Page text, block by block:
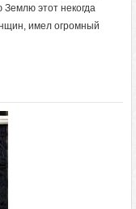
этот некогда
имел огромный